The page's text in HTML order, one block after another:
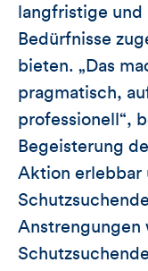
langfristige
Bedürfnisse
bieten. „Das
pragmatisch,
professionell“,
Begeisterung
Aktion erlebbar
Anstrengungen